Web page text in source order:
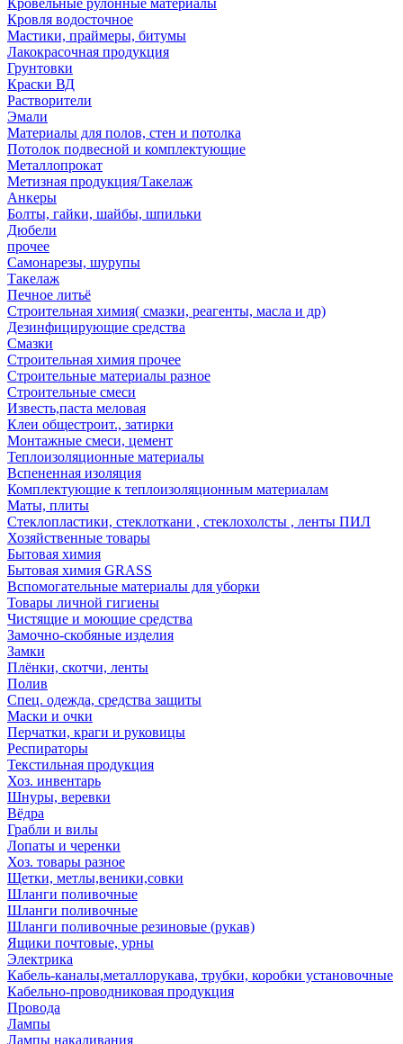
Кровельные рулонные материалы
Кровля водосточное
Мастики, праймеры, битумы
Лакокрасочная продукция
Грунтовки
Краски ВД
Растворители
Эмали
Материалы для полов, стен и потолка
Потолок подвесной и комплектующие
Металлопрокат
Метизная продукция/Такелаж
Анкеры
Болты, гайки, шайбы, шпильки
Дюбели
прочее
Самонарезы, шурупы
Такелаж
Печное литьё
Строительная химия( смазки, реагенты, масла и др)
Дезинфицирующие средства
Смазки
Строительная химия прочее
Строительные материалы разное
Строительные смеси
Известь,паста меловая
Клеи общестроит., затирки
Монтажные смеси, цемент
Теплоизоляционные материалы
Вспененная изоляция
Комплектующие к теплоизоляционным материалам
Маты, плиты
Стеклопластики, стеклоткани , стеклохолсты , ленты ПИЛ
Хозяйственные товары
Бытовая химия
Бытовая химия GRASS
Вспомогательные материалы для уборки
Товары личной гигиены
Чистящие и моющие средства
Замочно-скобяные изделия
Замки
Плёнки, скотчи, ленты
Полив
Спец. одежда, средства защиты
Маски и очки
Перчатки, краги и руковицы
Респираторы
Текстильная продукция
Хоз. инвентарь
Шнуры, веревки
Вёдра
Грабли и вилы
Лопаты и черенки
Хоз. товары разное
Щетки, метлы,веники,совки
Шланги поливочные
Шланги поливочные
Шланги поливочные резиновые (рукав)
Ящики почтовые, урны
Электрика
Кабель-каналы,металлорукава, трубки, коробки установочные
Кабельно-проводниковая продукция
Провода
Лампы
Лампы накаливания